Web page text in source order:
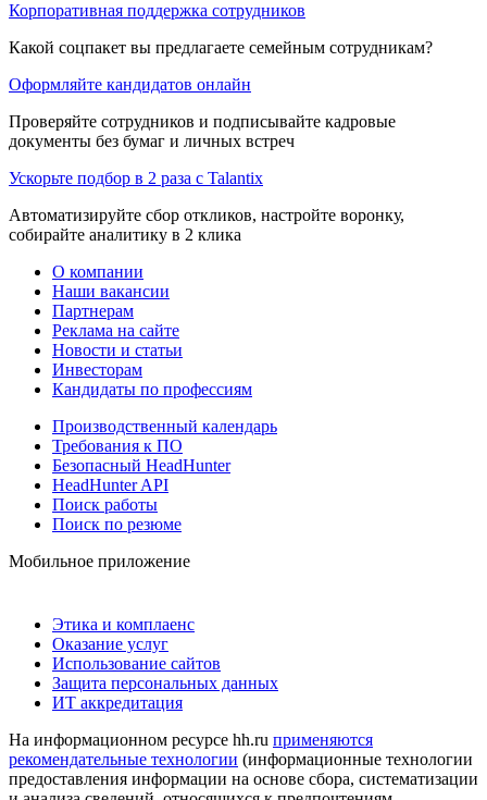
Корпоративная поддержка сотрудников
Какой соцпакет вы предлагаете семейным сотрудникам?
Оформляйте кандидатов онлайн
Проверяйте сотрудников и подписывайте кадровые
документы без бумаг и личных встреч
Ускорьте подбор в 2 раза с Talantix
Автоматизируйте сбор откликов, настройте воронку,
собирайте аналитику в 2 клика
О компании
Наши вакансии
Партнерам
Реклама на сайте
Новости и статьи
Инвесторам
Кандидаты по профессиям
Производственный календарь
Требования к ПО
Безопасный HeadHunter
HeadHunter API
Поиск работы
Поиск по резюме
Мобильное приложение
Этика и комплаенс
Оказание услуг
Использование сайтов
Защита персональных данных
ИТ аккредитация
На информационном ресурсе hh.ru применяются
рекомендательные технологии (информационные технологии
предоставления информации на основе сбора, систематизации